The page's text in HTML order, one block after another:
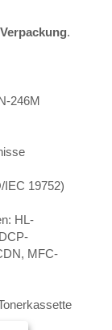
.
246M
IEC 19752)
HL-
MFC-